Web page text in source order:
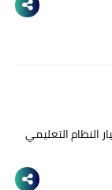
النظام التعليمي